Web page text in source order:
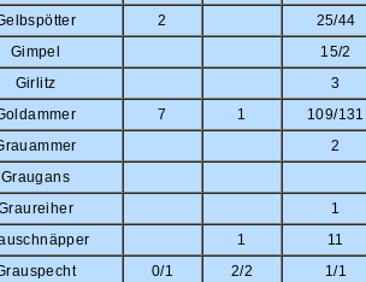
2
25/44
Gimpel
15/2
Girlitz
3
7 1
109/131
2
Graugans
1
1
11
0/1 2/2
1/1